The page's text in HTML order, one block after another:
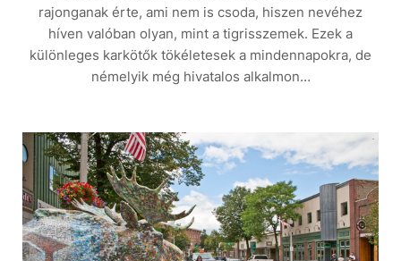
rajonganak érte, ami nem is csoda, hiszen nevéhez
híven valóban olyan, mint a tigrisszemek. Ezek a
különleges karkötők tökéletesek a mindennapokra, de
némelyik még hivatalos alkalmon…